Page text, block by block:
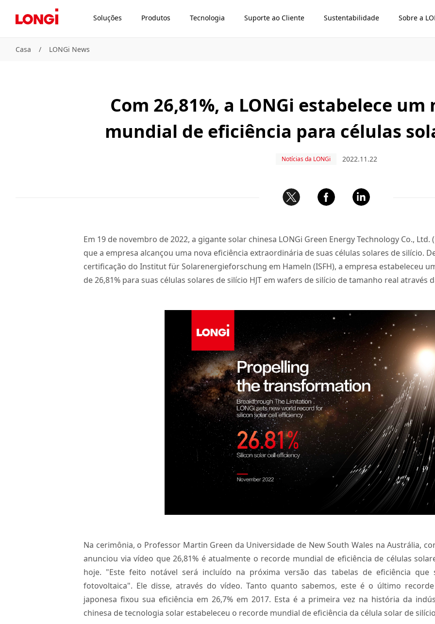
Soluções Produtos Tecnologia Suporte ao Cliente Sustentabilidade Sobre a
Casa / LONGi News
Com 26,81%, a LONGi estabelece
mundial de eficiência para células
Notícias da LONGi 2022.11.22
Em 19 de novembro de 2022, a gigante solar chinesa LONGi Green Energy Technology Co., Ltd.
que a empresa alcançou uma nova eficiência extraordinária de suas células solares de silício.
certificação do Institut für Solarenergieforschung em Hameln (ISFH), a empresa estabeleceu
de 26,81% para suas células solares de silício HJT em wafers de silício de tamanho real através
Na cerimônia, o Professor Martin Green da Universidade de New South Wales na Austrália,
anunciou via vídeo que 26,81% é atualmente o recorde mundial de eficiência de células
hoje. "Este feito notável será incluído na próxima versão das tabelas de eficiência que
fotovoltaica". Ele disse, através do vídeo. Tanto quanto sabemos, este é o último
japonesa fixou sua eficiência em 26,7% em 2017. Esta é a primeira vez na história da
chinesa de tecnologia solar estabeleceu o recorde mundial de eficiência da célula solar de